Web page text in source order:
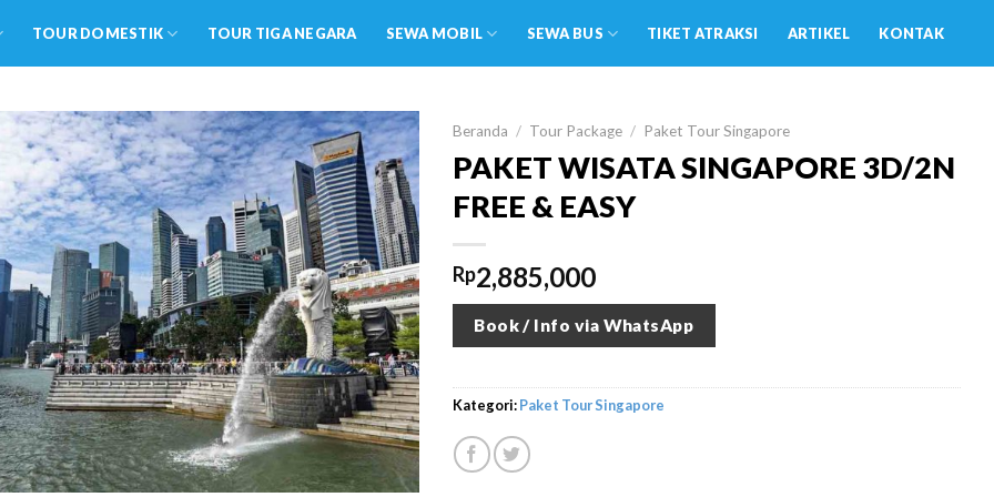
TOUR DOMESTIK TOUR TIGA NEGARA SEWA MOBIL SEWA BUS TIKET ATRAKSI ARTIKEL KONTAK
Beranda / Tour Package / Paket Tour Singapore
PAKET WISATA SINGAPORE 3D/2N
FREE & EASY
Rp2,885,000
Book / Info via WhatsApp
Kategori:Paket Tour Singapore